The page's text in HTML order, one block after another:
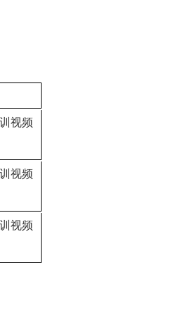
视频
视频
视频